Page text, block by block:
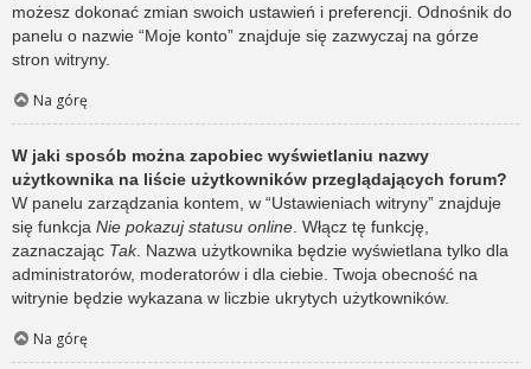
możesz dokonać zmian swoich ustawień i preferencji. Odnośnik do
panelu o nazwie “Moje konto” znajduje się zazwyczaj na górze
stron witryny.
Na górę
W jaki sposób można zapobiec wyświetlaniu nazwy
użytkownika na liście użytkowników przeglądających forum?
W panelu zarządzania kontem, w “Ustawieniach witryny” znajduje
się funkcja Nie pokazuj statusu online . Włącz tę funkcję,
zaznaczając Tak. Nazwa użytkownika będzie wyświetlana tylko dla
administratorów, moderatorów i dla ciebie. Twoja obecność na
witrynie będzie wykazana w liczbie ukrytych użytkowników.
Na górę